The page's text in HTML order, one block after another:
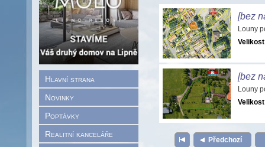
Hlavní strana
Novinky
Poptávky
Realitní kanceláře
[bez
Louny
[bez
Louny
Předchozí